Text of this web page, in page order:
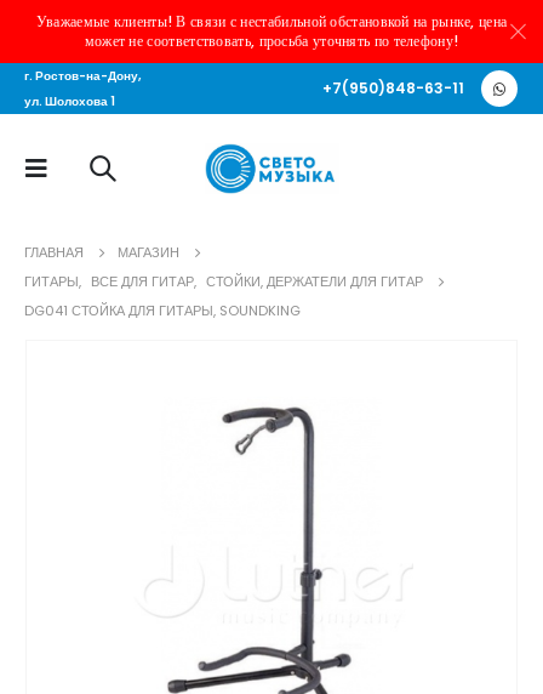
Уважаемые клиенты! В связи с нестабильной обстановкой на рынке, цена
может не соответствовать, просьба уточнять по телефону!
г. Ростов-на-Дону,
ул. Шолохова 1
+7(950)848-63-11
ГЛАВНАЯ
МАГАЗИН
ГИТАРЫ, ВСЕ ДЛЯ ГИТАР, СТОЙКИ, ДЕРЖАТЕЛИ ДЛЯ ГИТАР
DG041 СТОЙКА ДЛЯ ГИТАРЫ, SOUNDKING